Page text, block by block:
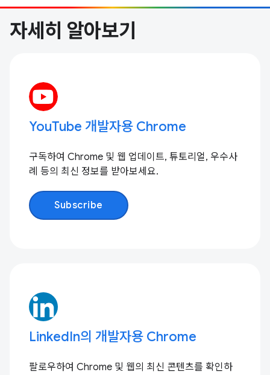
자세히 알아보기
YouTube 개발자용 Chrome
구독하여 Chrome 및 웹 업데이트, 튜토리얼, 우수사
례 등의 최신 정보를 받아보세요.
Subscribe
LinkedIn의 개발자용 Chrome
팔로우하여 Chrome 및 웹의 최신 콘텐츠를 확인하